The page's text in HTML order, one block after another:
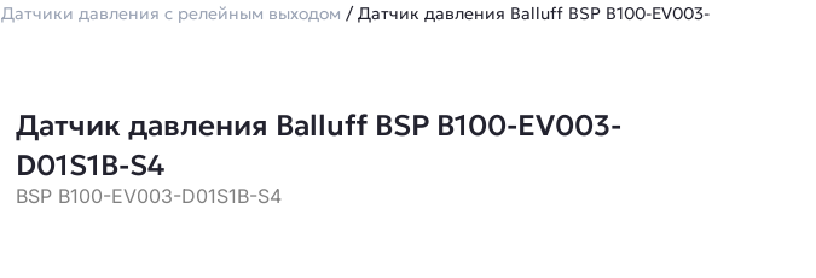
Датчики давления с релейным выходом / Датчик давления Balluff BSP B100-EV003-
Датчик давления Balluff BSP B100-EV003-
D01S1B-S4
BSP B100-EV003-D01S1B-S4